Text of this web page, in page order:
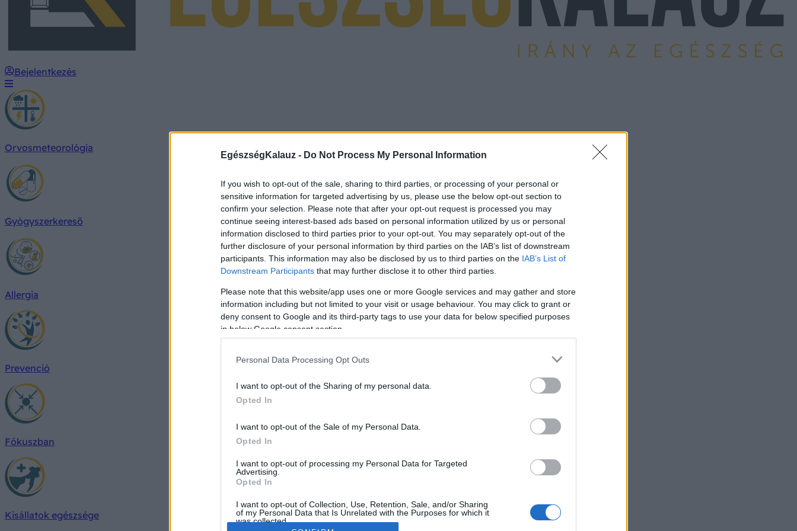
EgészségKalauz - Do Not Process My Personal Information
If you wish to opt-out of the sale, sharing to third parties, or processing of your personal or
sensitive information for targeted advertising by us, please use the below opt-out section to
confirm your selection. Please note that after your opt-out request is processed you may
continue seeing interest-based ads based on personal information utilized by us or personal
information disclosed to third parties prior to your opt-out. You may separately opt-out of the
further disclosure of your personal information by third parties on the IAB’s list of downstream
participants. This information may also be disclosed by us to third parties on the IAB’s List of
Downstream Participants that may further disclose it to other third parties.
Please note that this website/app uses one or more Google services and may gather and store
information including but not limited to your visit or usage behaviour. You may click to grant or
deny consent to Google and its third-party tags to use your data for below specified purposes
in below Google consent section.
Personal Data Processing Opt Outs
I want to opt-out of the Sharing of my personal data.
Opted In
I want to opt-out of the Sale of my Personal Data.
Opted In
I want to opt-out of processing my Personal Data for Targeted
Advertising.
Opted In
I want to opt-out of Collection, Use, Retention, Sale, and/or Sharing
of my Personal Data that Is Unrelated with the Purposes for which it
was collected.
Bejelentkezés
Orvosmeteorológia
Gyógyszerkereső
Allergia
Prevenció
Fókuszban
Kisállatok egészsége